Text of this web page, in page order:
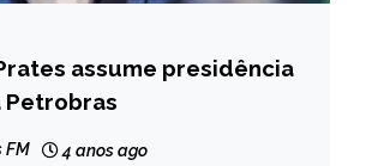
assume presidência
Petrobras
FM 4 anos ago